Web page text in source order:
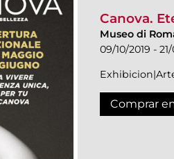
Canova.
Museo di
09/10/2019 -
Comprar